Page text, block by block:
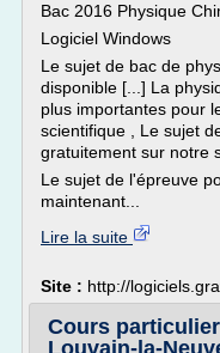
Bac 2016 Physique
Logiciel Windows
Le sujet de bac de
disponible [...] La
plus importantes pour
scientifique , Le sujet
gratuitement sur notre
Le sujet de l'épreuve
maintenant...
Lire la suite
Site : http://
Cours
Louvain-la-